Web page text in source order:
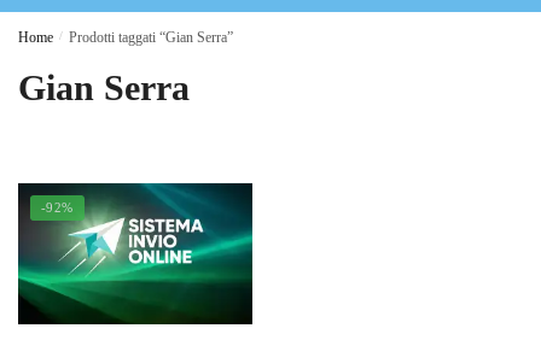
Home / Prodotti taggati “Gian Serra”
Gian Serra
-92%